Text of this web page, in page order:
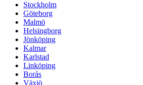
Stockholm
Göteborg
Malmö
Helsingborg
Jönköping
Kalmar
Karlstad
Linköping
Borås
Växjö